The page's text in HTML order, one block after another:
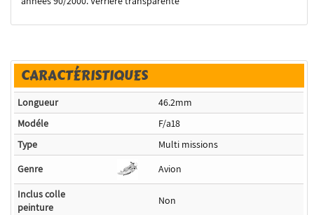
CARACTÉRISTIQUES
Longueur
46.2mm
Modéle
F/a18
Type
Multi missions
Genre
Avion
Inclus colle
peinture
Non